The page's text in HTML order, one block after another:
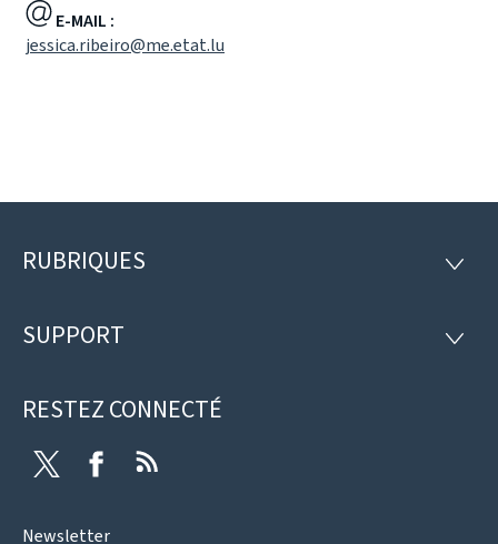
E-MAIL :
jessica.ribeiro@me.etat.lu
Pied
page
RUBRIQUES
SUPPORT
RESTEZ CONNECTÉ
Twitter Facebook
Newsletter